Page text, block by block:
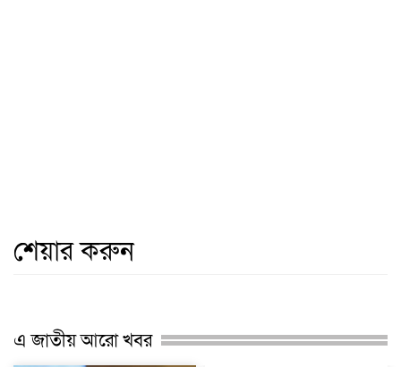
শেয়ার করুন
এ জাতীয় আরো খবর